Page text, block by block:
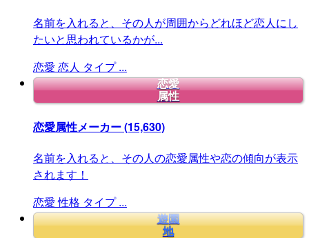
名前を入れると、その人が周囲からどれほど恋人にし
たいと思われているかが...
恋愛 恋人 タイプ ...
恋愛
属性
恋愛属性メーカー(15,630)
名前を入れると、その人の恋愛属性や恋の傾向が表示
されます！
恋愛 性格 タイプ ...
遊園
地